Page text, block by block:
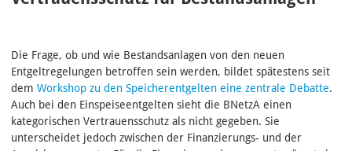
Die Frage, ob und wie Bestandsanlagen von den neuen
Entgeltregelungen betroffen sein werden, bildet spätestens seit
dem Workshop zu den Speicherentgelten eine zentrale Debatte.
Auch bei den Einspeiseentgelten sieht die BNetzA einen
kategorischen Vertrauensschutz als nicht gegeben. Sie
unterscheidet jedoch zwischen der Finanzierungs- und der